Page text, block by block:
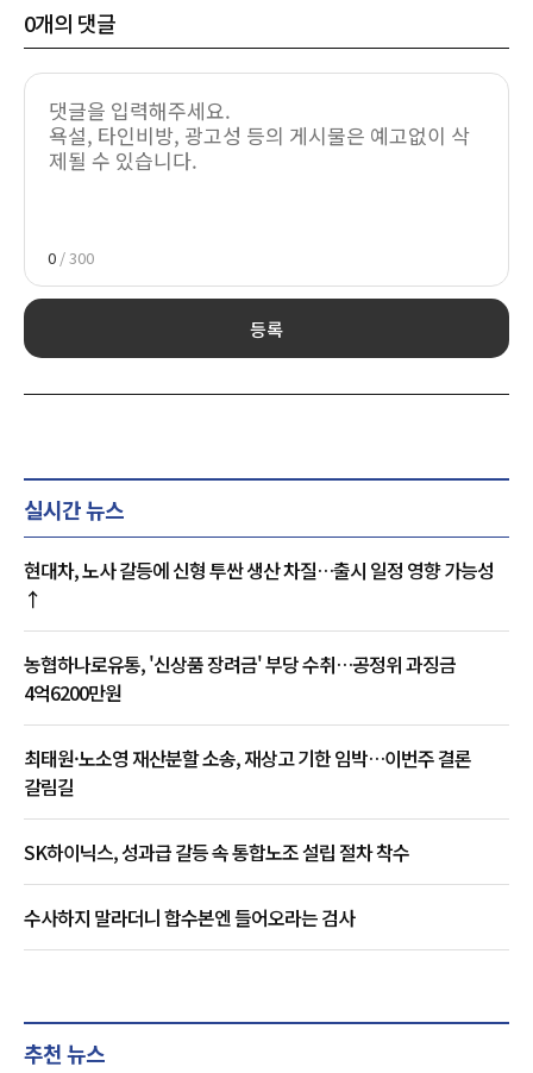
0개의 댓글
0 / 300
등록
실시간 뉴스
현대차, 노사 갈등에 신형 투싼 생산 차질…출시 일정 영향 가능성
↑
농협하나로유통, '신상품 장려금' 부당 수취…공정위 과징금
4억6200만원
최태원·노소영 재산분할 소송, 재상고 기한 임박…이번주 결론
갈림길
SK하이닉스, 성과급 갈등 속 통합노조 설립 절차 착수
수사하지 말라더니 합수본엔 들어오라는 검사
추천 뉴스